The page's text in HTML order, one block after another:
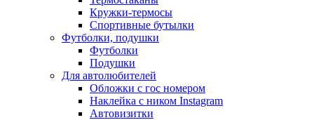
Кружки-термосы
Спортивные бутылки
Футболки, подушки
Футболки
Подушки
Для автолюбителей
Обложки с гос номером
Наклейка с ником Instagram
Автовизитки